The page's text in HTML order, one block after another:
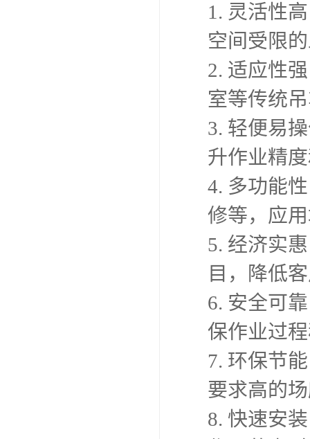
1. 灵活性
空间受限
2. 适应性
室等传统
3. 轻便易
升作业精
4. 多功能
修等，应
5. 经济实
目，降低
6. 安全可
保作业过
7. 环保节
要求高的
8. 快速安